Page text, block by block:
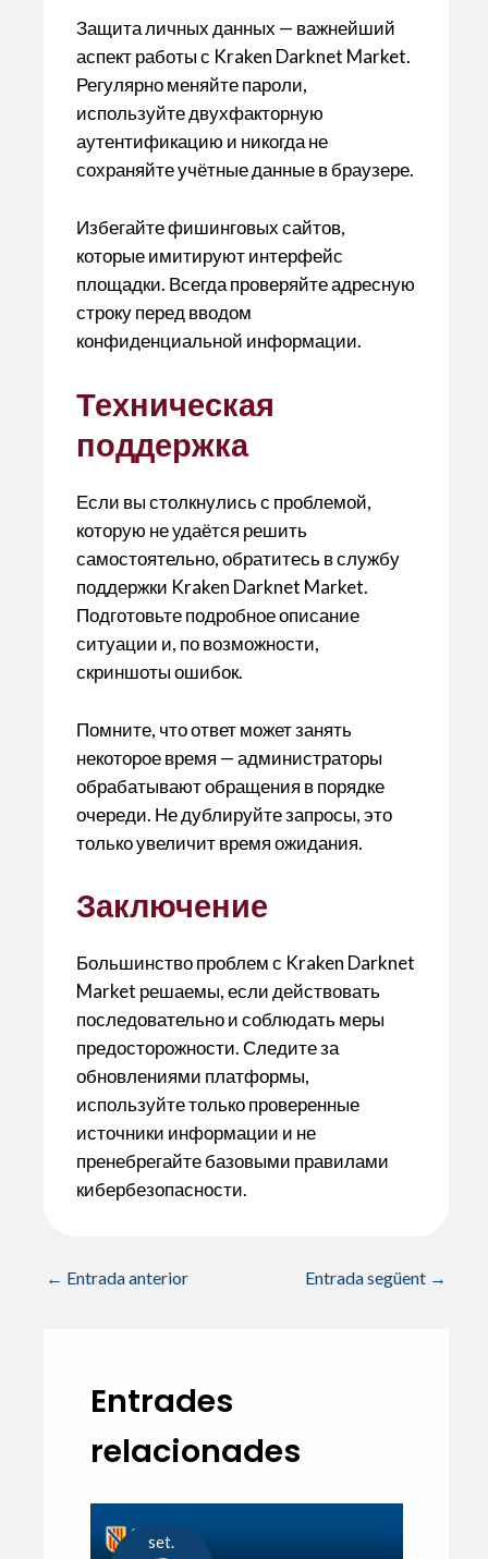
Защита личных данных — важнейший
аспект работы с Kraken Darknet Market.
Регулярно меняйте пароли,
используйте двухфакторную
аутентификацию и никогда не
сохраняйте учётные данные в браузере.
Избегайте фишинговых сайтов,
которые имитируют интерфейс
площадки. Всегда проверяйте адресную
строку перед вводом
конфиденциальной информации.
Техническая
поддержка
Если вы столкнулись с проблемой,
которую не удаётся решить
самостоятельно, обратитесь в службу
поддержки Kraken Darknet Market.
Подготовьте подробное описание
ситуации и, по возможности,
скриншоты ошибок.
Помните, что ответ может занять
некоторое время — администраторы
обрабатывают обращения в порядке
очереди. Не дублируйте запросы, это
только увеличит время ожидания.
Заключение
Большинство проблем с Kraken Darknet
Market решаемы, если действовать
последовательно и соблюдать меры
предосторожности. Следите за
обновлениями платформы,
используйте только проверенные
источники информации и не
пренебрегайте базовыми правилами
кибербезопасности.
← Entrada anterior Entrada següent →
Entrades
relacionades
set.